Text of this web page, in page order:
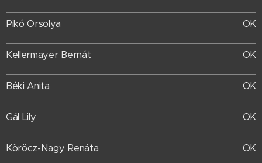
Pikó Orsolya OK
Kellermayer Bernát OK
Béki Anita OK
Gál Lily OK
Köröcz-Nagy Renáta OK